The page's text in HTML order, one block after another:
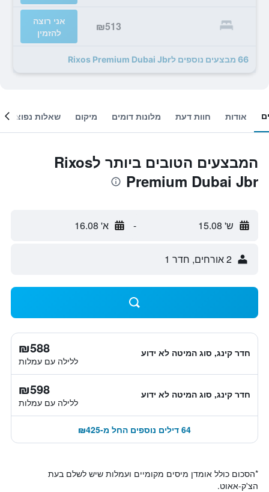
₪513
אני רוצה
להזמין
66 מבצעים נוספים לRixos Premium Dubai Jbr
אודות חוות דעת מלונות דומים מיקום שאלות נפוצות
המבצעים הטובים ביותר לRixos
Premium Dubai Jbr
ש' 15.08 - א' 16.08
2 אורחים, חדר 1
חדר קינג, סוג המיטה לא ידוע ₪588
ללילה עם עמלות
חדר קינג, סוג המיטה לא ידוע ₪598
ללילה עם עמלות
64 דילים נוספים החל מ-₪425
*הסכום כולל אומדן מיסים מקומיים ועמלות שיש לשלם בעת
הצ'ק-אאוט.